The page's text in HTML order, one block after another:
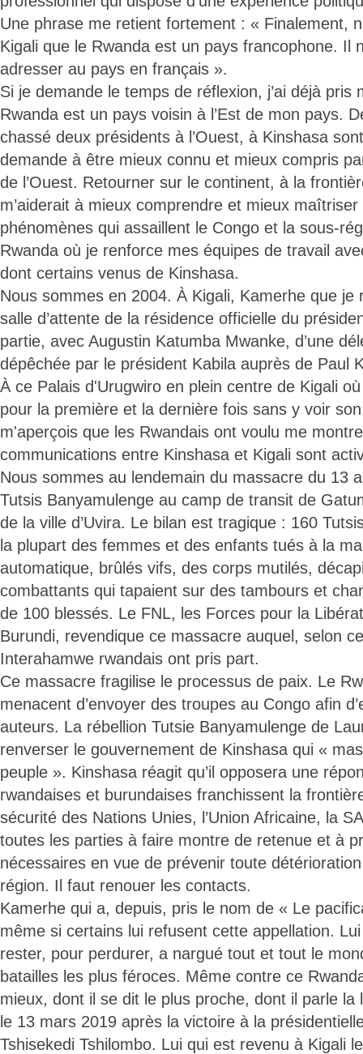
Une phrase me retient fortement : « Finalement,
Kigali que le Rwanda est un pays francophone. Il
adresser au pays en français ».
Si je demande le temps de réflexion, j’ai déjà pris
Rwanda est un pays voisin à l’Est de mon pays.
chassé deux présidents à l’Ouest, à Kinshasa
demande à être mieux connu et mieux compris
de l’Ouest. Retourner sur le continent, à la
m’aiderait à mieux comprendre et mieux
phénomènes qui assaillent le Congo et la sous-
Rwanda où je renforce mes équipes de travail
dont certains venus de Kinshasa.
Nous sommes en 2004. À Kigali, Kamerhe que je
salle d’attente de la résidence officielle du
partie, avec Augustin Katumba Mwanke, d’une
dépêchée par le président Kabila auprès de Paul
À ce Palais d'Urugwiro en plein centre de Kigali
pour la première et la dernière fois sans y voir
m'aperçois que les Rwandais ont voulu me
communications entre Kinshasa et Kigali sont
Nous sommes au lendemain du massacre du 13
Tutsis Banyamulenge au camp de transit de
de la ville d’Uvira. Le bilan est tragique : 160
la plupart des femmes et des enfants tués à la
automatique, brûlés vifs, des corps mutilés,
combattants qui tapaient sur des tambours et
de 100 blessés. Le FNL, les Forces pour la
Burundi, revendique ce massacre auquel, selon
Interahamwe rwandais ont pris part.
Ce massacre fragilise le processus de paix. Le
menacent d’envoyer des troupes au Congo afin
auteurs. La rébellion Tutsie Banyamulenge de
renverser le gouvernement de Kinshasa qui «
peuple ». Kinshasa réagit qu’il opposera une
rwandaises et burundaises franchissent la
sécurité des Nations Unies, l’Union Africaine, la
toutes les parties à faire montre de retenue et à
nécessaires en vue de prévenir toute
région. Il faut renouer les contacts.
Kamerhe qui a, depuis, pris le nom de « Le
même si certains lui refusent cette appellation.
rester, pour perdurer, a nargué tout et tout le
batailles les plus féroces. Même contre ce
mieux, dont il se dit le plus proche, dont il parle la
le 13 mars 2019 après la victoire à la
Tshisekedi Tshilombo. Lui qui est revenu à Kigali